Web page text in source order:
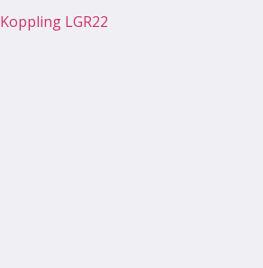
Koppling LGR22